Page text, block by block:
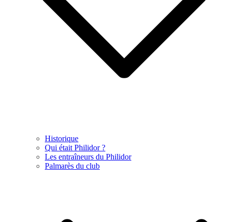
Historique
Qui était Philidor ?
Les entraîneurs du Philidor
Palmarès du club